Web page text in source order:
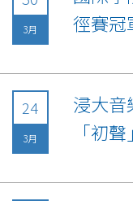
3月
徑賽冠
24
3月
浸大音
「初